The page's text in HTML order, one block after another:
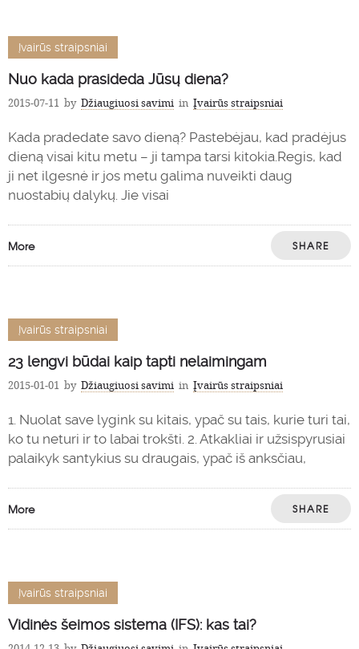
Įvairūs straipsniai
Nuo kada prasideda Jūsų diena?
2015-07-11 by Džiaugiuosi savimi in Įvairūs straipsniai
Kada pradedate savo dieną? Pastebėjau, kad pradėjus
dieną visai kitu metu – ji tampa tarsi kitokia.Regis, kad
ji net ilgesnė ir jos metu galima nuveikti daug
nuostabių dalykų. Jie visai
More SHARE
Įvairūs straipsniai
23 lengvi būdai kaip tapti nelaimingam
2015-01-01 by Džiaugiuosi savimi in Įvairūs straipsniai
1. Nuolat save lygink su kitais, ypač su tais, kurie turi tai,
ko tu neturi ir to labai trokšti. 2. Atkakliai ir užsispyrusiai
palaikyk santykius su draugais, ypač iš anksčiau,
More SHARE
Įvairūs straipsniai
Vidinės šeimos sistema (IFS): kas tai?